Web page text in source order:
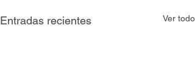
Entradas recientes Ver todo